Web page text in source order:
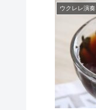
ウクレレ演奏